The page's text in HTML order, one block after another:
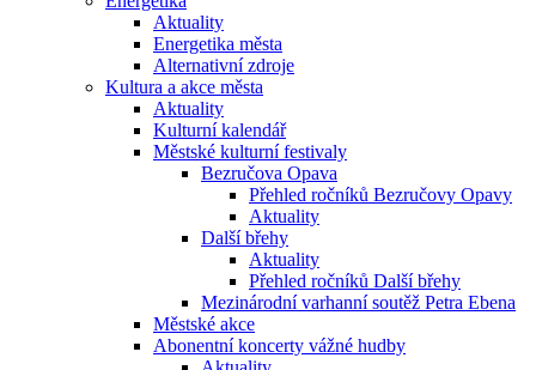
Aktuality
Energetika města
Alternativní zdroje
Kultura a akce města
Aktuality
Kulturní kalendář
Městské kulturní festivaly
Bezručova Opava
Přehled ročníků Bezručovy Opavy
Aktuality
Další břehy
Aktuality
Přehled ročníků Další břehy
Mezinárodní varhanní soutěž Petra Ebena
Městské akce
Abonentní koncerty vážné hudby